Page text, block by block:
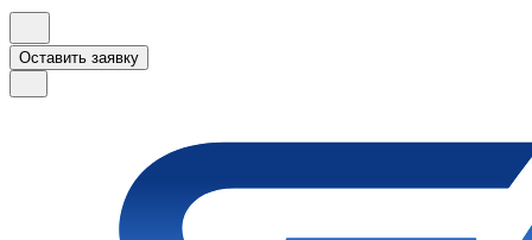
Оставить заявку